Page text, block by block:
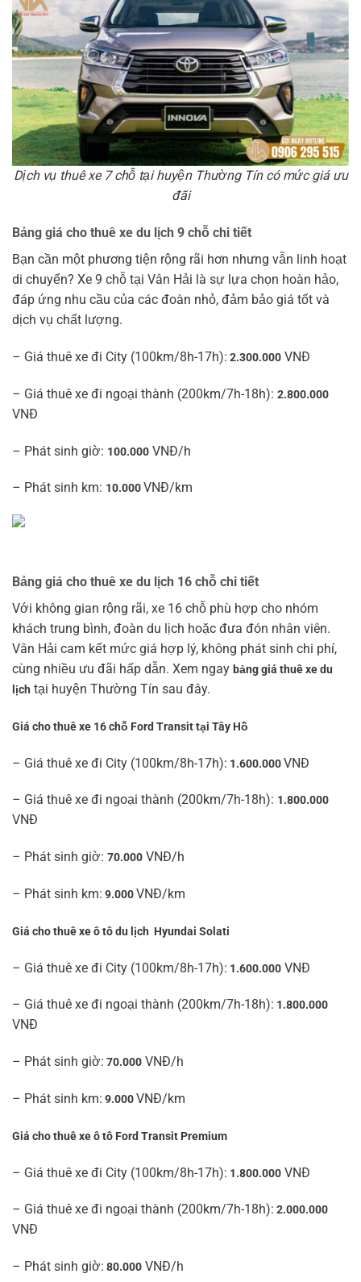
Dịch vụ thuê xe 7 chỗ tại huyện Thường Tín có mức giá ưu
đãi
Bảng giá cho thuê xe du lịch 9 chỗ chi tiết
Bạn cần một phương tiện rộng rãi hơn nhưng vẫn linh hoạt
di chuyển? Xe 9 chỗ tại Vân Hải là sự lựa chọn hoàn hảo,
đáp ứng nhu cầu của các đoàn nhỏ, đảm bảo giá tốt và
dịch vụ chất lượng.
– Giá thuê xe đi City (100km/8h-17h): 2.300.000 VNĐ
– Giá thuê xe đi ngoại thành (200km/7h-18h): 2.800.000
VNĐ
– Phát sinh giờ: 100.000 VNĐ/h
– Phát sinh km: 10.000VNĐ/km
Bảng giá cho thuê xe du lịch 16 chỗ chi tiết
Với không gian rộng rãi, xe 16 chỗ phù hợp cho nhóm
khách trung bình, đoàn du lịch hoặc đưa đón nhân viên.
Vân Hải cam kết mức giá hợp lý, không phát sinh chi phí,
cùng nhiều ưu đãi hấp dẫn. Xem ngay bảng giá thuê xe du
lịch tại huyện Thường Tín sau đây.
Giá cho thuê xe 16 chỗ Ford Transit tại Tây Hồ
– Giá thuê xe đi City (100km/8h-17h): 1.600.000VNĐ
– Giá thuê xe đi ngoại thành (200km/7h-18h): 1.800.000
VNĐ
– Phát sinh giờ: 70.000 VNĐ/h
– Phát sinh km: 9.000VNĐ/km
Giá cho thuê xe ô tô du lịch Hyundai Solati
– Giá thuê xe đi City (100km/8h-17h): 1.600.000 VNĐ
– Giá thuê xe đi ngoại thành (200km/7h-18h): 1.800.000
VNĐ
– Phát sinh giờ: 70.000 VNĐ/h
– Phát sinh km: 9.000VNĐ/km
Giá cho thuê xe ô tô Ford Transit Premium
– Giá thuê xe đi City (100km/8h-17h): 1.800.000 VNĐ
– Giá thuê xe đi ngoại thành (200km/7h-18h): 2.000.000
VNĐ
– Phát sinh giờ: 80.000 VNĐ/h